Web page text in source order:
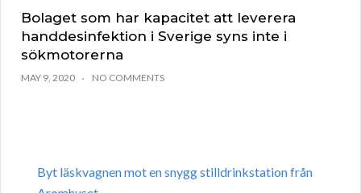
Bolaget som har kapacitet att leverera
handdesinfektion i Sverige syns inte i
sökmotorerna
MAY 9, 2020 NO COMMENTS
Byt läskvagnen mot en snygg stilldrinkstation från